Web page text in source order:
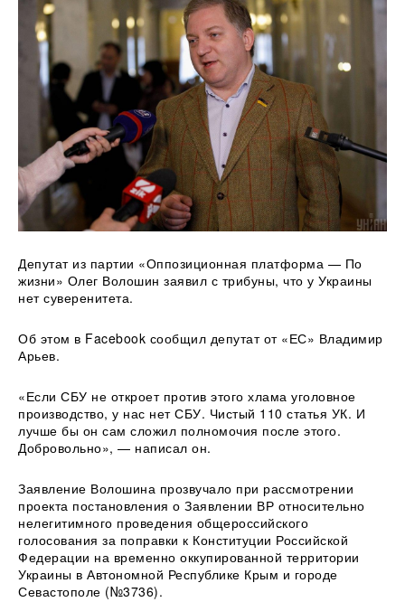
Депутат из партии «Оппозиционная платформа — По
жизни» Олег Волошин заявил с трибуны, что у Украины
нет суверенитета.
Об этом в Facebook сообщил депутат от «ЕС» Владимир
Арьев.
«Если СБУ не откроет против этого хлама уголовное
производство, у нас нет СБУ. Чистый 110 статья УК. И
лучше бы он сам сложил полномочия после этого.
Добровольно», — написал он.
Заявление Волошина прозвучало при рассмотрении
проекта постановления о Заявлении ВР относительно
нелегитимного проведения общероссийского
голосования за поправки к Конституции Российской
Федерации на временно оккупированной территории
Украины в Автономной Республике Крым и городе
Севастополе (№3736).